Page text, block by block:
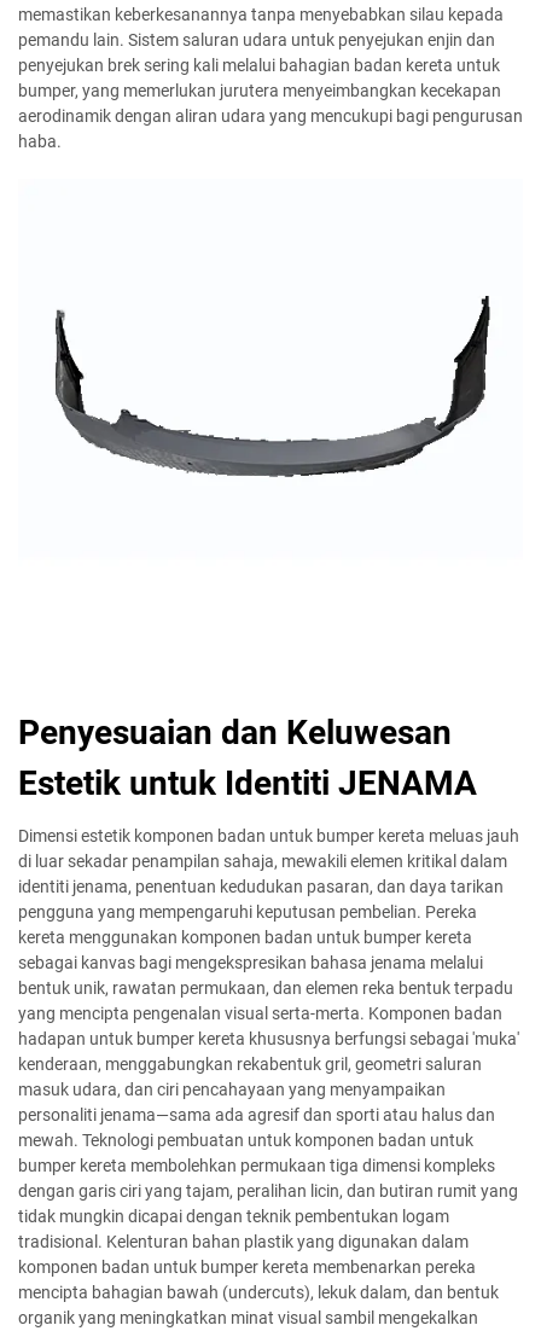
memastikan keberkesanannya tanpa menyebabkan silau kepada
pemandu lain. Sistem saluran udara untuk penyejukan enjin dan
penyejukan brek sering kali melalui bahagian badan kereta untuk
bumper, yang memerlukan jurutera menyeimbangkan kecekapan
aerodinamik dengan aliran udara yang mencukupi bagi pengurusan
haba.
Penyesuaian dan Keluwesan
Estetik untuk Identiti JENAMA
Dimensi estetik komponen badan untuk bumper kereta meluas jauh
di luar sekadar penampilan sahaja, mewakili elemen kritikal dalam
identiti jenama, penentuan kedudukan pasaran, dan daya tarikan
pengguna yang mempengaruhi keputusan pembelian. Pereka
kereta menggunakan komponen badan untuk bumper kereta
sebagai kanvas bagi mengekspresikan bahasa jenama melalui
bentuk unik, rawatan permukaan, dan elemen reka bentuk terpadu
yang mencipta pengenalan visual serta-merta. Komponen badan
hadapan untuk bumper kereta khususnya berfungsi sebagai 'muka'
kenderaan, menggabungkan rekabentuk gril, geometri saluran
masuk udara, dan ciri pencahayaan yang menyampaikan
personaliti jenama—sama ada agresif dan sporti atau halus dan
mewah. Teknologi pembuatan untuk komponen badan untuk
bumper kereta membolehkan permukaan tiga dimensi kompleks
dengan garis ciri yang tajam, peralihan licin, dan butiran rumit yang
tidak mungkin dicapai dengan teknik pembentukan logam
tradisional. Kelenturan bahan plastik yang digunakan dalam
komponen badan untuk bumper kereta membenarkan pereka
mencipta bahagian bawah (undercuts), lekuk dalam, dan bentuk
organik yang meningkatkan minat visual sambil mengekalkan